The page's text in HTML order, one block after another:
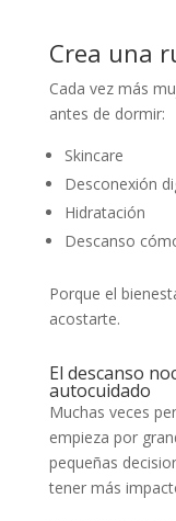
Crea una
Cada vez más
antes de dormir:
Skincare
Desconexión
Hidratación
Descanso
Porque el
acostarte.
El descanso
autocuidado
Muchas veces
empieza por
pequeñas
tener más